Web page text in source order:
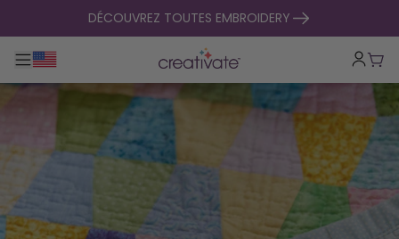
passer au contenuDÉCOUVREZ TOUTES EMBROIDERY
Basculer la navigation principale